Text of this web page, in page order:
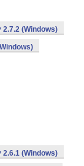
2.7.2 (Windows)
2.6.1 (Windows)